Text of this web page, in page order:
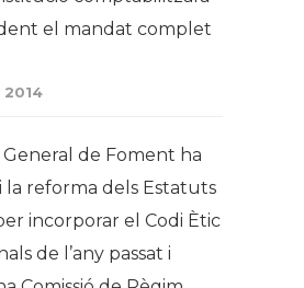
el mandat complet
2014
General de Foment ha
la reforma dels Estatuts
incorporar el Codi Ètic
de l’any passat i